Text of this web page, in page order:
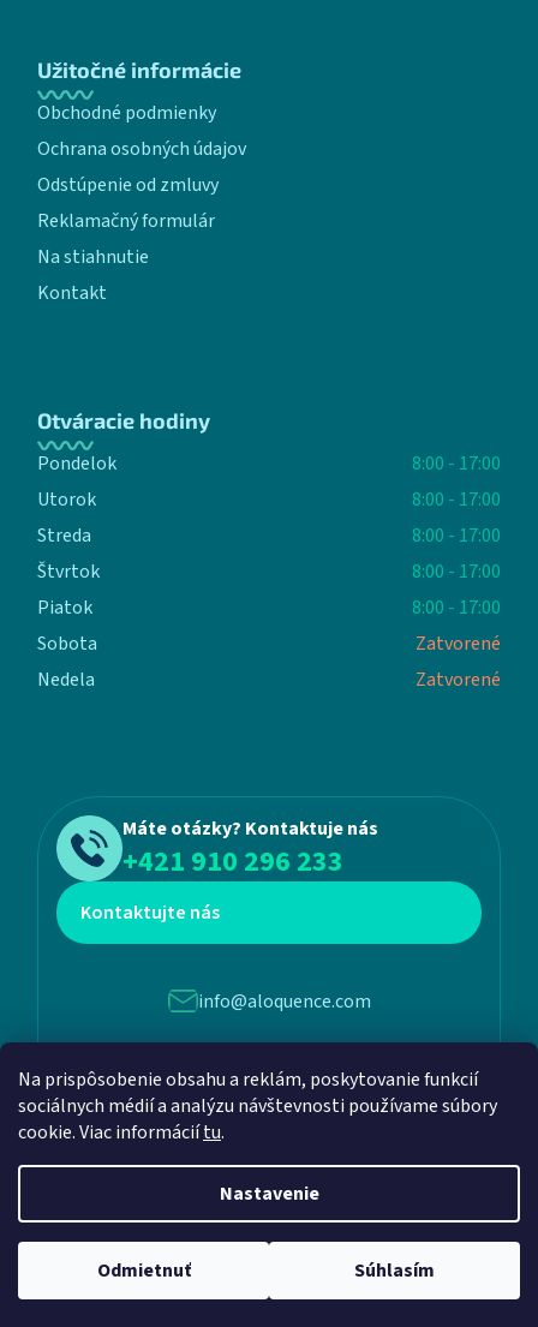
Na prispôsobenie obsahu a reklám, poskytovanie funkcií
sociálnych médií a analýzu návštevnosti používame súbory
cookie. Viac informáciítu.
Nastavenie
Odmietnuť Súhlasím
Užitočné informácie
Obchodné podmienky
Ochrana osobných údajov
Odstúpenie od zmluvy
Reklamačný formulár
Na stiahnutie
Kontakt
Otváracie hodiny
Pondelok
8:00 - 17:00
Utorok
8:00 - 17:00
Streda
8:00 - 17:00
Štvrtok
8:00 - 17:00
Piatok
8:00 - 17:00
Sobota
Zatvorené
Nedela
Zatvorené
Máte otázky? Kontaktuje nás
+421 910 296 233
Kontaktujte nás
info@aloquence.com
Martina Benku 6, 952 01, Vráble
Vytvoril Shoptet a
Adatelier
Copyright 2026Aloquence
. Všetky práva vyhradené.
Upraviť nastavenie cookies